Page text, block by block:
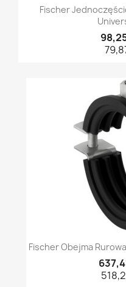
Fischer
Fischer Obejma